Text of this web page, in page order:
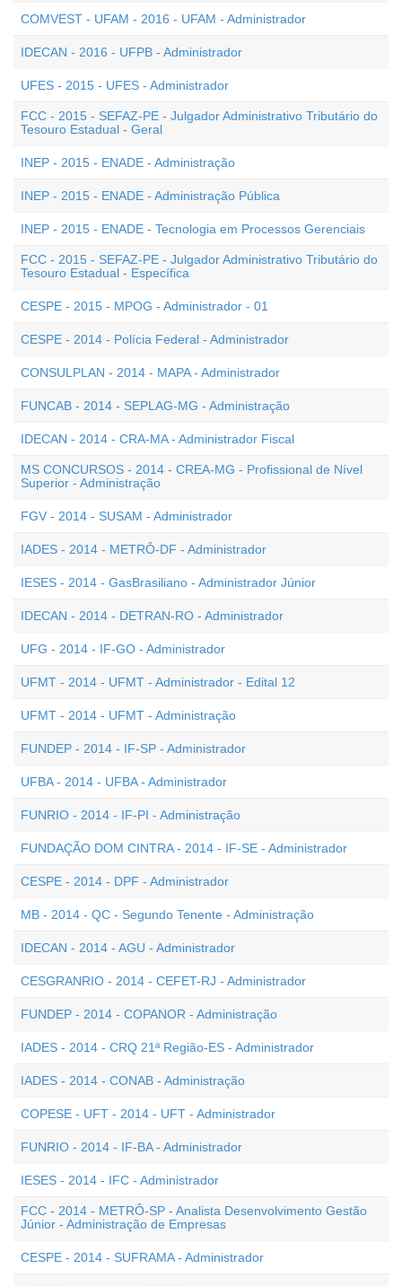
COMVEST - UFAM - 2016 - UFAM - Administrador
IDECAN - 2016 - UFPB - Administrador
UFES - 2015 - UFES - Administrador
FCC - 2015 - SEFAZ-PE - Julgador Administrativo Tributário do
Tesouro Estadual - Geral
INEP - 2015 - ENADE - Administração
INEP - 2015 - ENADE - Administração Pública
INEP - 2015 - ENADE - Tecnologia em Processos Gerenciais
FCC - 2015 - SEFAZ-PE - Julgador Administrativo Tributário do
Tesouro Estadual - Específica
CESPE - 2015 - MPOG - Administrador - 01
CESPE - 2014 - Polícia Federal - Administrador
CONSULPLAN - 2014 - MAPA - Administrador
FUNCAB - 2014 - SEPLAG-MG - Administração
IDECAN - 2014 - CRA-MA - Administrador Fiscal
MS CONCURSOS - 2014 - CREA-MG - Profissional de Nível
Superior - Administração
FGV - 2014 - SUSAM - Administrador
IADES - 2014 - METRÔ-DF - Administrador
IESES - 2014 - GasBrasiliano - Administrador Júnior
IDECAN - 2014 - DETRAN-RO - Administrador
UFG - 2014 - IF-GO - Administrador
UFMT - 2014 - UFMT - Administrador - Edital 12
UFMT - 2014 - UFMT - Administração
FUNDEP - 2014 - IF-SP - Administrador
UFBA - 2014 - UFBA - Administrador
FUNRIO - 2014 - IF-PI - Administração
FUNDAÇÃO DOM CINTRA - 2014 - IF-SE - Administrador
CESPE - 2014 - DPF - Administrador
MB - 2014 - QC - Segundo Tenente - Administração
IDECAN - 2014 - AGU - Administrador
CESGRANRIO - 2014 - CEFET-RJ - Administrador
FUNDEP - 2014 - COPANOR - Administração
IADES - 2014 - CRQ 21ª Região-ES - Administrador
IADES - 2014 - CONAB - Administração
COPESE - UFT - 2014 - UFT - Administrador
FUNRIO - 2014 - IF-BA - Administrador
IESES - 2014 - IFC - Administrador
FCC - 2014 - METRÔ-SP - Analista Desenvolvimento Gestão
Júnior - Administração de Empresas
CESPE - 2014 - SUFRAMA - Administrador